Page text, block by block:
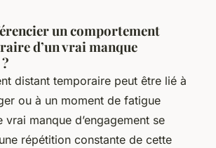
un comportement
d’un vrai manque
distant temporaire peut être lié à
ou à un moment de fatigue
vrai manque d’engagement se
répétition constante de cette